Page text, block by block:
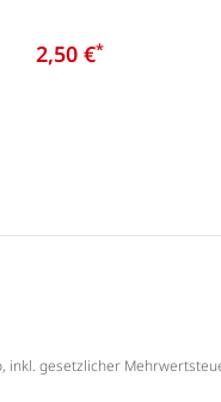
2,50 €*
inkl. gesetzlicher